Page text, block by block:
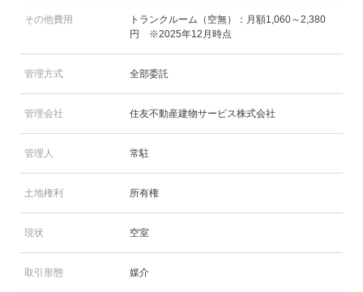
その他費用
トランクルーム（空無）：月額1,060～2,380
円 ※2025年12月時点
管理方式 全部委託
管理会社 住友不動産建物サービス株式会社
管理人 常駐
土地権利 所有権
現状 空室
取引形態 媒介